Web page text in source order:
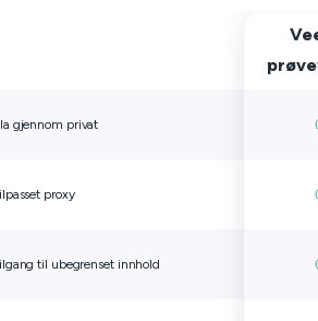
gjennom privat
proxy
til ubegrenset innhold